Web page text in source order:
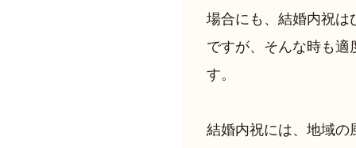
場合にも、結婚内祝は
ですが、そんな時も
す。
結婚内祝には、地域の